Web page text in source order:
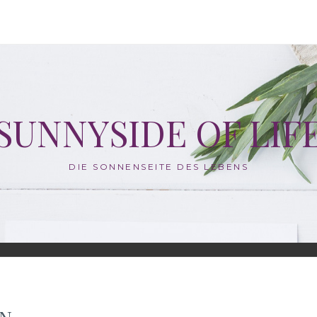
OF
DIE SONNENSEITE DES LEBENS